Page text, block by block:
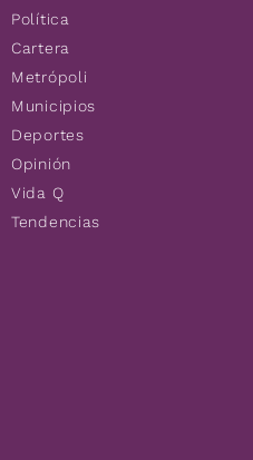
Política
Cartera
Metrópoli
Municipios
Deportes
Opinión
Vida Q
Tendencias